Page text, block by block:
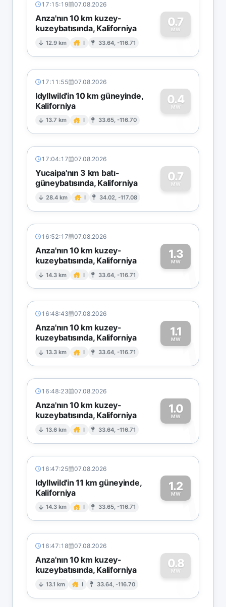
17:15:19 07.08.2026
Anza'nın 10 km kuzey-
kuzeybatısında, Kaliforniya
12.9 km I 33.64, -116.71
0.7
MW
0
17:11:55 07.08.2026
Idyllwild'in 10 km güneyinde,
Kaliforniya
13.7 km I 33.65, -116.70
0.4
MW
0
17:04:17 07.08.2026
Yucaipa'nın 3 km batı-
güneybatısında, Kaliforniya
28.4 km I 34.02, -117.08
0.7
MW
0
16:52:17 07.08.2026
Anza'nın 10 km kuzey-
kuzeybatısında, Kaliforniya
14.3 km I 33.64, -116.71
1.3
MW1
16:48:43 07.08.2026
Anza'nın 10 km kuzey-
kuzeybatısında, Kaliforniya
13.3 km I 33.64, -116.71
1.1
MW1
16:48:23 07.08.2026
Anza'nın 10 km kuzey-
kuzeybatısında, Kaliforniya
13.6 km I 33.64, -116.71
1.0
MW1
16:47:25 07.08.2026
Idyllwild'in 11 km güneyinde,
Kaliforniya
14.3 km I 33.65, -116.71
1.2
MW1
16:47:18 07.08.2026
Anza'nın 10 km kuzey-
kuzeybatısında, Kaliforniya
13.1 km I 33.64, -116.70
0.8
MW
0